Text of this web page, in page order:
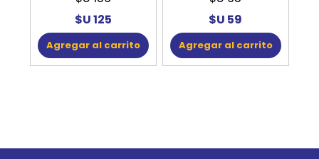
$U 125
Agregar al carrito
$U 59
Agregar al carrito